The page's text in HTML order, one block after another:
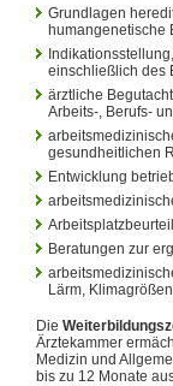
Grundlagen
humangenetische
einschließlich des
ärztliche
Arbeits-, Berufs-
gesundheitlichen
Entwicklung
Beratungen zur
Lärm,
Die
Ärztekammer
Medizin und
bis zu 12 Monate